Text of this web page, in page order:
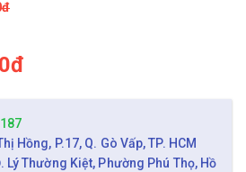
Hồng, P.17, Q. Gò Vấp, TP. HCM
Lý Thường Kiệt, Phường Phú Thọ, Hồ